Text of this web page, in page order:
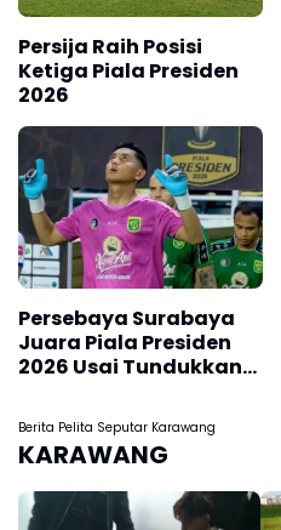
Persija Raih Posisi
Ketiga Piala Presiden
2026
Persebaya Surabaya
Juara Piala Presiden
2026 Usai Tundukkan
Adu Penalti
Berita Pelita Seputar Karawang
KARAWANG